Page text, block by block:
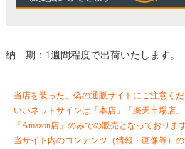
納 期：1週間程度で出荷いたします。
当店を装った、偽の通販サイトにご注意くだ
いいネットサインは「本店」「楽天市場店」
「Amazon店」のみでの販売となっております
当サイト内のコンテンツ（情報・画像等）